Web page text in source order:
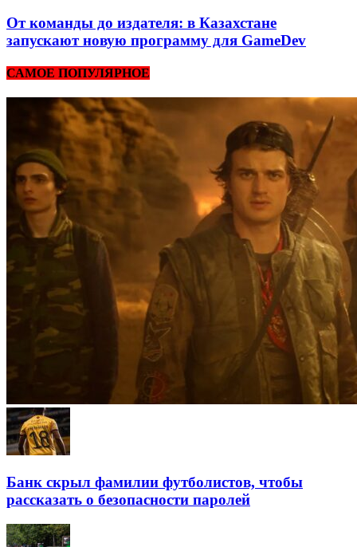
От команды до издателя: в Казахстане
запускают новую программу для GameDev
САМОЕ ПОПУЛЯРНОЕ
Банк скрыл фамилии футболистов, чтобы
рассказать о безопасности паролей